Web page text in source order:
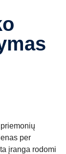
per
įranga rodomi